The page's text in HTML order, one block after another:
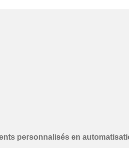
personnalisés en